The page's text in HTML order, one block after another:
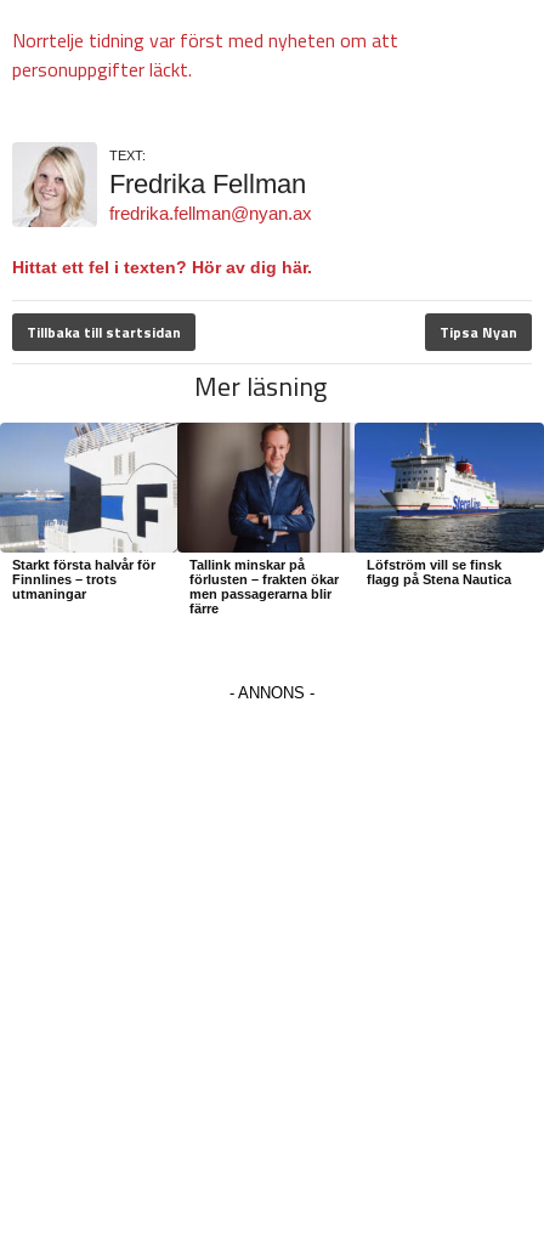
Norrtelje tidning var först med nyheten om att
personuppgifter läckt.
TEXT:
Fredrika Fellman
fredrika.fellman@nyan.ax
Hittat ett fel i texten? Hör av dig här.
Tillbaka till startsidan Tipsa Nyan
Mer läsning
Starkt första halvår för
Finnlines – trots
utmaningar
Tallink minskar på
förlusten – frakten ökar
men passagerarna blir
färre
Löfström vill se finsk
flagg på Stena Nautica